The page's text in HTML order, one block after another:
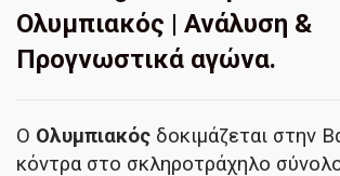
Ολυμπιακός | Ανάλυση &
Προγνωστικά αγώνα.
Ο Ολυμπιακός δοκιμάζεται στην
κόντρα στο σκληροτράχηλο